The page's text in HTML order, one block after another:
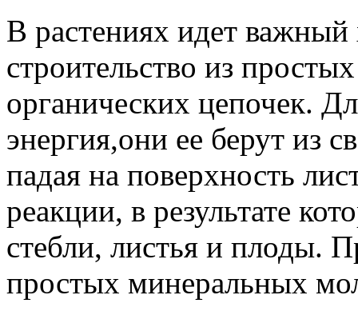
В растениях идет
строительство из
органических цепочек.
энергия,они ее берут из
падая на поверхность
реакции, в результате
стебли, листья и плоды.
простых минеральных